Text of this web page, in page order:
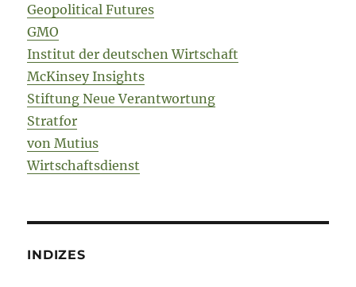
Geopolitical Futures
GMO
Institut der deutschen Wirtschaft
McKinsey Insights
Stiftung Neue Verantwortung
Stratfor
von Mutius
Wirtschaftsdienst
INDIZES